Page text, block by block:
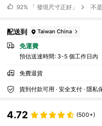
92% 「 發現尺寸正好」 不
配送到 Taiwan China
免運費
預估送達時間: 3-5 個工作日內
免費退貨
貨到付款可用 · 安全支付 · 隱私
4.72 (500+)